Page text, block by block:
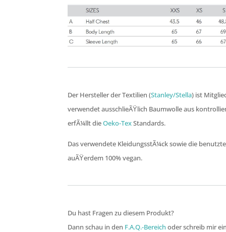
Der Hersteller der Textilien (Stanley/Stella) ist
verwendet ausschlieÃŸlich Baumwolle aus
erfÃ¼llt dieOeko-TexStandards.
Das verwendete KleidungsstÃ¼ck sowie die
auÃŸerdem 100% vegan.
Du hast Fragen zu diesem Produkt?
Dann schau in den F.A.Q.-Bereich oder schreib mir